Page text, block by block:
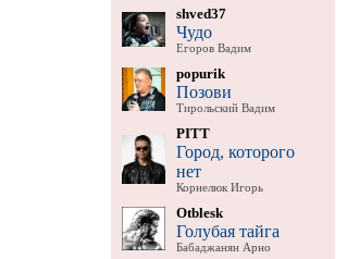
shved37
Чудо
Егоров Вадим
popurik
Позови
Тирольский Вадим
PITT
Город, которого
нет
Корнелюк Игорь
Otblesk
Голубая тайга
Бабаджанян Арно